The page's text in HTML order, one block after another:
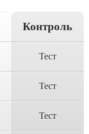
Контроль
Тест
Тест
Тест